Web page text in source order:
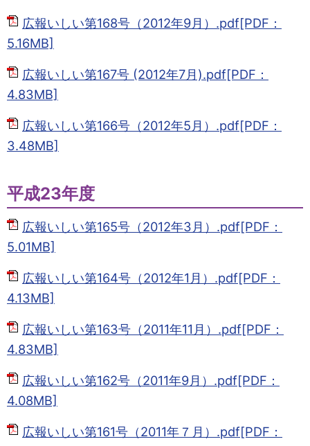
広報いしい第168号（2012年9月）.pdf[PDF：
5.16MB]
広報いしい第167号 (2012年7月).pdf[PDF：
4.83MB]
広報いしい第166号（2012年5月）.pdf[PDF：
3.48MB]
平成23年度
広報いしい第165号（2012年3月）.pdf[PDF：
5.01MB]
広報いしい第164号（2012年1月）.pdf[PDF：
4.13MB]
広報いしい第163号（2011年11月）.pdf[PDF：
4.83MB]
広報いしい第162号（2011年9月）.pdf[PDF：
4.08MB]
広報いしい第161号（2011年７月）.pdf[PDF：